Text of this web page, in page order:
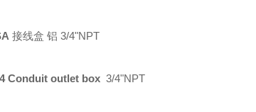
接线盒 铝 3/4"NPT
Conduit outlet box 3/4"NPT